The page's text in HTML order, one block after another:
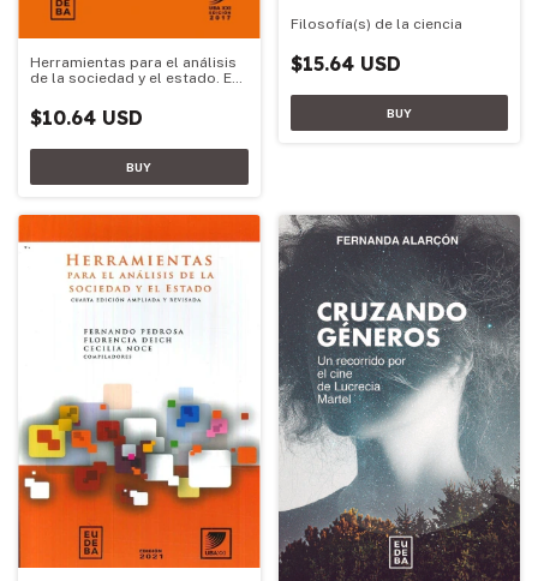
Herramientas para el análisis
de la sociedad y el estado. Ed.
$10.64 USD
Filosofía(s) de la ciencia
$15.64 USD